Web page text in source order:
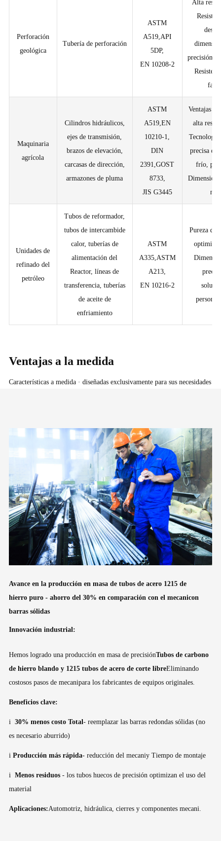
Perforación
geológica
Tubería de perforación
ASTM
A519,API
5DP,
EN 10208-2
Alta
precisión
Maquinaria
agrícola
Cilindros hidráulicos,
ejes de transmisión,
brazos de elevación,
carcasas de dirección,
armazones de pluma
ASTM
A519,EN
10210-1,
DIN
2391,GOST
8733,
JIS G3445
Ventajas
alta
precisa de
frío,
mm
Unidades de
refinado del
petróleo
Tubos de reformador,
tubos de intercambide
calor, tuberías de
alimentación del
Reactor, líneas de
transferencia, tuberías
de aceite de
enfriamiento
ASTM
A335,ASTM
A213,
EN 10216-2
Pureza de
optimi,
Ventajas a la medida
Características a medida · diseñadas exclusivamente para sus necesidades
Avance en la producción en masa de tubos de acero 1215 de
hierro puro - ahorro del 30% en comparación con el mecanicon
barras sólidas
Innovación industrial:
Hemos logrado una producción en masa de precisiónTubos de carbono
de hierro blando y 1215 tubos de acero de corte libreEliminando
costosos pasos de mecanipara los fabricantes de equipos originales.
Beneficios clave:
i 30% menos costo Total- reemplazar las barras redondas sólidas (no
es necesario aburrido)
i Producción más rápida- reducción del mecaniy Tiempo de montaje
i Menos residuos- los tubos huecos de precisión optimizan el uso del
material
Aplicaciones:Automotriz, hidráulica, cierres y componentes mecani.